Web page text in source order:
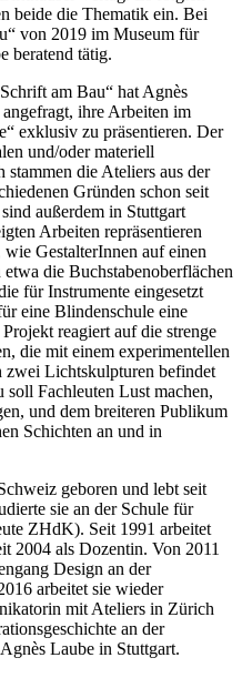
beide die Thematik ein. Bei
von 2019 im Museum für
beratend tätig.
am Bau“ hat Agnès
ihre Arbeiten im
exklusiv zu präsentieren. Der
und/oder materiell
die Ateliers aus der
Gründen schon seit
außerdem in Stuttgart
Arbeiten repräsentieren
GestalterInnen auf einen
die Buchstabenoberflächen
für Instrumente eingesetzt
eine Blindenschule eine
reagiert auf die strenge
die mit einem experimentellen
zwei Lichtskulpturen befindet
soll Fachleuten Lust machen,
und dem breiteren Publikum
Schichten an und in
geboren und lebt seit
sie an der Schule für
ZHdK). Seit 1991 arbeitet
2004 als Dozentin. Von 2011
Design an der
arbeitet sie wieder
mit Ateliers in Zürich
an der
Laube in Stuttgart.